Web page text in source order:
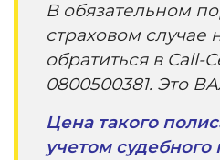
В обязательном
страховом случае
обратиться в
0800500381. Это
Цена такого
учетом судебного